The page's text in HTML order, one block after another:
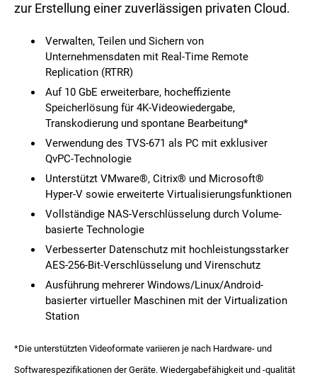
zur Erstellung einer zuverlässigen privaten Cloud.
Verwalten, Teilen und Sichern von
Unternehmensdaten mit Real-Time Remote
Replication (RTRR)
Auf 10 GbE erweiterbare, hocheffiziente
Speicherlösung für 4K-Videowiedergabe,
Transkodierung und spontane Bearbeitung*
Verwendung des TVS-671 als PC mit exklusiver
QvPC-Technologie
Unterstützt VMware®, Citrix® und Microsoft®
Hyper-V sowie erweiterte Virtualisierungsfunktionen
Vollständige NAS-Verschlüsselung durch Volume-
basierte Technologie
Verbesserter Datenschutz mit hochleistungsstarker
AES-256-Bit-Verschlüsselung und Virenschutz
Ausführung mehrerer Windows/Linux/Android-
basierter virtueller Maschinen mit der Virtualization
Station
*Die unterstützten Videoformate variieren je nach Hardware- und
Softwarespezifikationen der Geräte. Wiedergabefähigkeit und -qualität